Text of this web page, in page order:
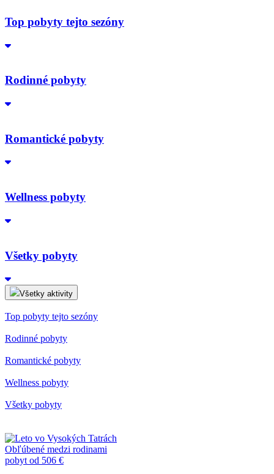
Top pobyty tejto sezóny
Rodinné pobyty
Romantické pobyty
Wellness pobyty
Všetky pobyty
Všetky aktivity
Top pobyty tejto sezóny
Rodinné pobyty
Romantické pobyty
Wellness pobyty
Všetky pobyty
Obľúbené medzi rodinami
pobyt od 506 €